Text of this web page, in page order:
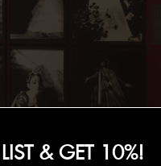
& GET 10%!